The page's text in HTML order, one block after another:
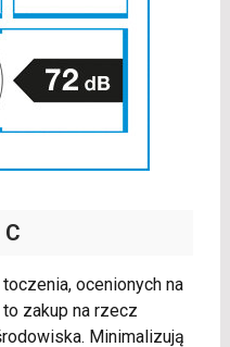
ocenionych na
zakup na rzecz
Minimalizują